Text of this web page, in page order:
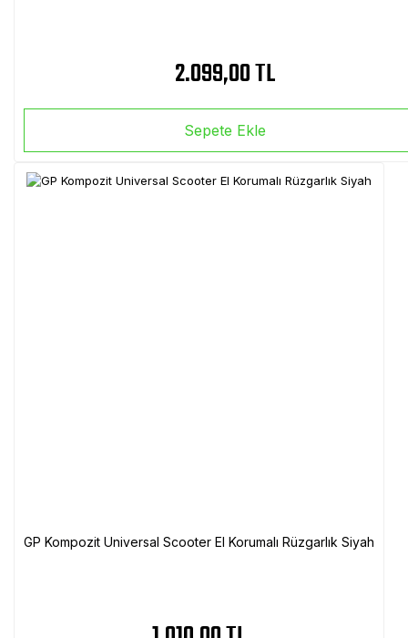
2.099,00 TL
Sepete Ekle
GP Kompozit Universal Scooter El Korumalı Rüzgarlık Siyah